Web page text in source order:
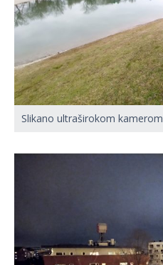
Slikano ultraširokom kamerom